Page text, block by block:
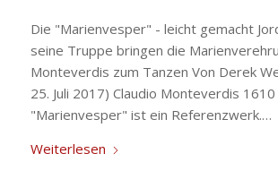
Die "Marienvesper" - leicht gemacht
seine Truppe bringen die
Monteverdis zum Tanzen Von Derek
25. Juli 2017) Claudio Monteverdis
"Marienvesper" ist ein Referenzwerk.…
Weiterlesen